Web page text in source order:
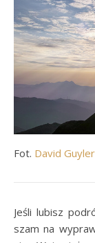
Fot. David Guyler
Je­śli lu­bisz
szam na